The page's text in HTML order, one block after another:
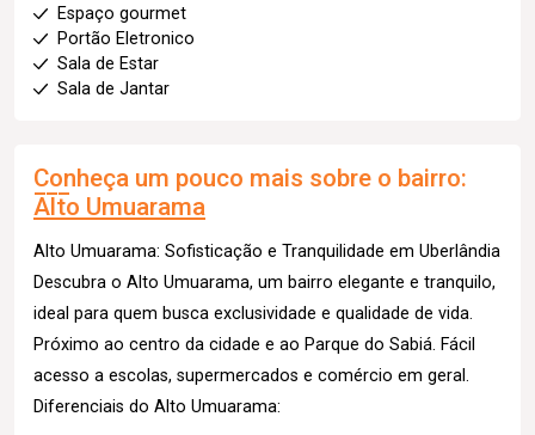
Espaço gourmet
Portão Eletronico
Sala de Estar
Sala de Jantar
Conheça um pouco mais sobre o bairro:
Alto Umuarama
Alto Umuarama: Sofisticação e Tranquilidade em Uberlândia
Descubra o Alto Umuarama, um bairro elegante e tranquilo,
ideal para quem busca exclusividade e qualidade de vida.
Próximo ao centro da cidade e ao Parque do Sabiá. Fácil
acesso a escolas, supermercados e comércio em geral.
Diferenciais do Alto Umuarama: